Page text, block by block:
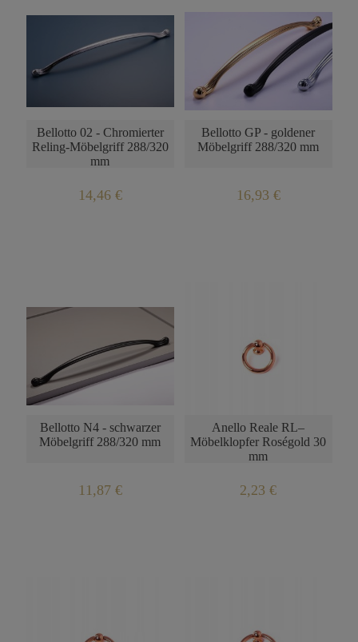
Bellotto 02 - Chromierter
Reling-Möbelgriff 288/320
mm
14,46 €
Bellotto GP - goldener
Möbelgriff 288/320 mm
16,93 €
Bellotto N4 - schwarzer
Möbelgriff 288/320 mm
11,87 €
Anello Reale RL–
Möbelklopfer Roségold 30
mm
2,23 €